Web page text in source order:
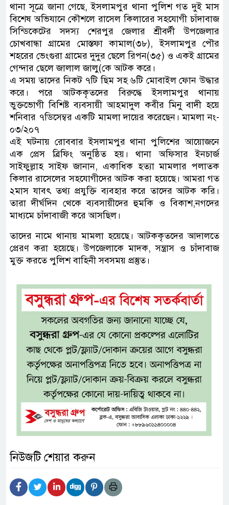
থানা সূত্রে জানা গেছে, ইসলামপুর থানা পুলিশ গত দুই মাস
বিশেষ অভিযানে কৌশলে রাসেল কিলারের সহযোগী চাঁদাবাজ
সিন্ডিকেটের সদস্য শেরপুর জেলার শ্রীবর্দী উপজেলার
চোখবান্ধা গ্রামের মোস্তফা কামাল(৩৮), ইসলামপুর পৌর
শহরের ভেংগুরা গ্রামের দুদুর ছেলে রিপন(৩৫) ও একই গ্রামের
গেন্দার ছেলে জালাল জালু(কে আটক করে।
এ সময় তাদের নিকট ৭টি ছিম সহ ৬টি মোবাইল ফোন উদ্ধার
করে। পরে আটককৃতদের বিরুদ্ধে ইসলামপুর থানায়
ভুক্তভোগী বিশিষ্ট ব্যবসায়ী আহমাদুল কবীর মিনু বাদী হয়ে
শনিবার ৭ডিসেম্বর একটি মামলা দায়ের করেছেন। মামলা নং-
০৩/২০৭
এই ঘটনায় রোববার ইসলামপুর থানা পুলিশের আয়োজনে
এক প্রেস ব্রিফিং অনুষ্ঠিত হয়। থানা অফিসার ইনচার্জ
সাইফুল্লাহ সাইফ জানান, একাধিক হত্যা মামলার পলাতক
কিলার রাসেলের সহযোগীদের আটক করা হয়েছে। আমরা গত
২মাস যাবৎ তথ্য প্রযুক্তি ব্যবহার করে তাদের আটক করি।
তারা দীর্ঘদিন থেকে ব্যবসায়ীদের হুমকি ও বিকাশ,নগদের
মাধ্যমে চাঁদাবাজী করে আসছিল।
তাদের নামে থানায় মামলা হয়েছে। আটককৃতদের আদালতে
প্রেরণ করা হয়েছে। উপজেলাকে মাদক, সন্ত্রাস ও চাঁদাবাজ
মুক্ত করতে পুলিশ বাহিনী সবসময় প্রস্তুত।
নিউজটি শেয়ার করুন